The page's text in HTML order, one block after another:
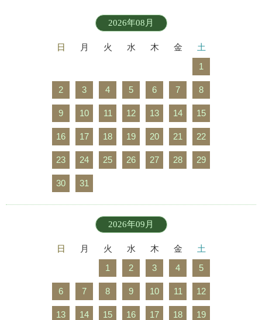
2026年08月
日 月 火 水 木 金
土
1
2 3 4 5 6 7 8
9 10 11 12 13 14 15
16 17 18 19 20 21 22
23 24 25 26 27 28 29
30 31
2026年09月
日 月 火 水 木 金
土
1
2 3 4 5
6 7 8 9 10 11 12
13 14 15 16 17 18 19